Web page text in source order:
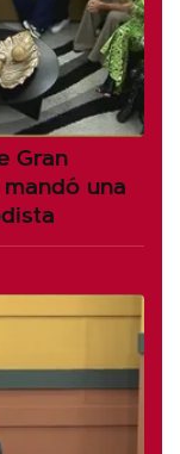
Gran
una